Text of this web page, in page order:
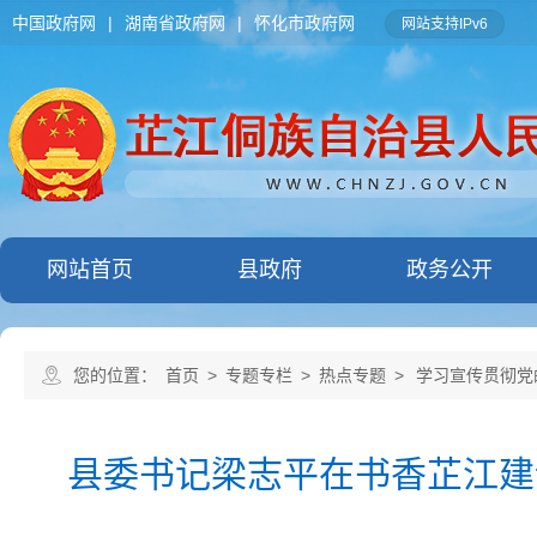
中国政府网 | 湖南省政府网 | 怀化市政府网 网站支持IPv6
网站首页 县政府 政务公开
您的位置： 首页 > 专题专栏 > 热点专题 > 学习宣传贯彻
县委书记梁志平在书香芷江